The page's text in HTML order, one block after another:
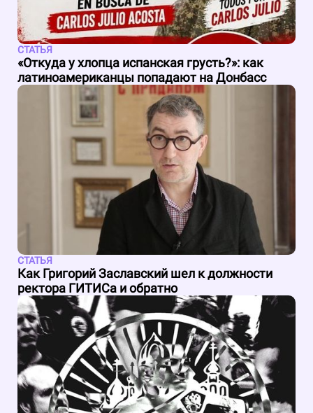
СТАТЬЯ
«Откуда у хлопца испанская грусть?»: как
латиноамериканцы попадают на Донбасс
СТАТЬЯ
Как Григорий Заславский шел к должности
ректора ГИТИСа и обратно